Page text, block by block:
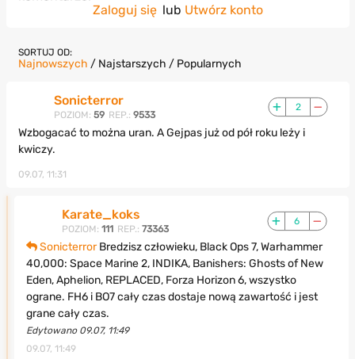
Zaloguj się lub Utwórz konto
SORTUJ OD:
Najnowszych / Najstarszych / Popularnych
Sonicterror
POZIOM: 59 REP.: 9533
2
Wzbogacać to można uran. A Gejpas już od pół roku leży i
kwiczy.
09.07, 11:31
Karate_koks
POZIOM: 111 REP.: 73363
6
SonicterrorBredzisz człowieku, Black Ops 7, Warhammer
40,000: Space Marine 2, INDIKA, Banishers: Ghosts of New
Eden, Aphelion, REPLACED, Forza Horizon 6, wszystko
ograne. FH6 i BO7 cały czas dostaje nową zawartość i jest
grane cały czas.
Edytowano 09.07, 11:49
09.07, 11:49